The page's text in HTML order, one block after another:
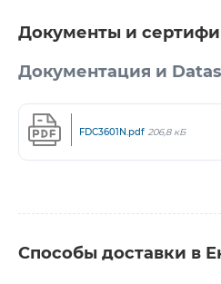
Документы и
Документация и
FDC3601N.pdf 206,8 кБ
Способы доставки в